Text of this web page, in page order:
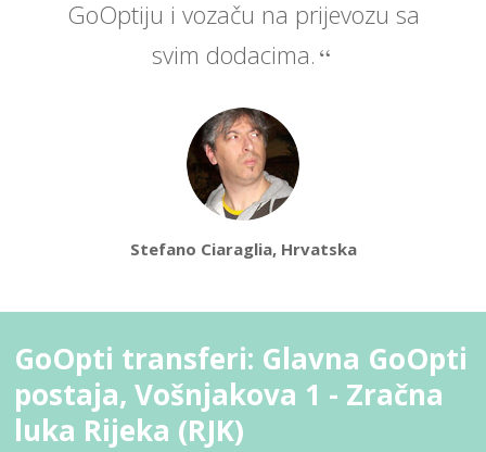
GoOptiju i vozaču na prijevozu sa
svim dodacima.
Stefano Ciaraglia, Hrvatska
GoOpti transferi: Glavna GoOpti
postaja, Vošnjakova 1 - Zračna
luka Rijeka (RJK)